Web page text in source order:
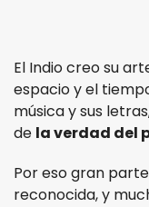
El Indio creo su
espacio y el
música y sus
de la verdad del
Por eso gran
reconocida, y